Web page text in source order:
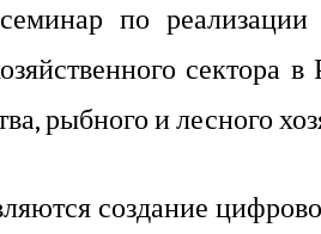
по
сектора
рыбного и лесного
создание